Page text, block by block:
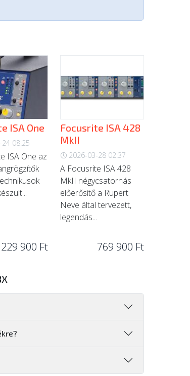
ISA One
08:25
ISA One az
229 900 Ft
Focusrite ISA 428
MkII
2026-03-28 02:37
A Focusrite ISA 428
MkII négycsatornás
előerősítő a Rupert
Neve által tervezett,
legendás...
769 900 Ft